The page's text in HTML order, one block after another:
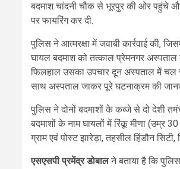
बदमाश चांदनी चौक से भूरपुर की ओर पहुंचे
पर फायरिंग कर दी.
पुलिस ने आत्मरक्षा में जवाबी कार्रवाई की,
घायल बदमाश को तत्काल प्रेमनगर
फिलहाल उसका उपचार दून अस्पताल में चल
साथ अस्पताल जाकर पूरे घटनाक्रम की
पुलिस ने दोनों बदमाशों के कब्जे से दो देशी
बदमाशों के नाम घायलों में रिंकू मीणा (उम्र
ग्राम एवं पोस्ट झारेड़ा, तहसील हिंडौन
एसएसपी प्रमेंद्र डोबालने बताया है कि